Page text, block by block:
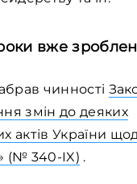
вже
чинності
змін до деяких
актів України
(№ 340-IX) .